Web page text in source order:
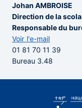
Johan AMBROISE
Direction de la
Responsable du
Voir l'e-mail
01 81 70 11 39
Bureau 3.48